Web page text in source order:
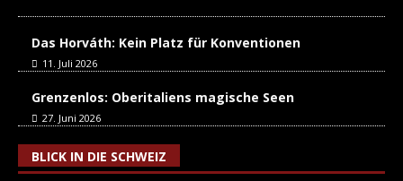
Das Horváth: Kein Platz für Konventionen
11. Juli 2026
Grenzenlos: Oberitaliens magische Seen
27. Juni 2026
BLICK IN DIE SCHWEIZ